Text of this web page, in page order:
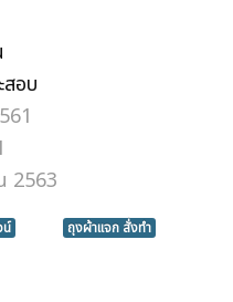
สอบ
2563
น์
ถุงผ้าแจก สั่งทำ